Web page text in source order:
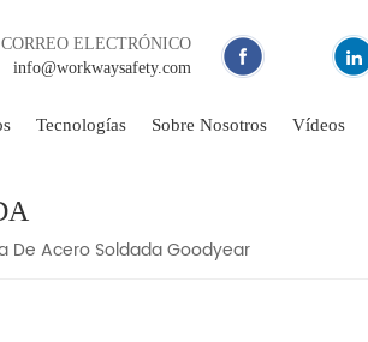
ELECTRÓNICO
info@workwaysafety.com
Tecnologías Sobre Nosotros Vídeos
De Acero Soldada Goodyear